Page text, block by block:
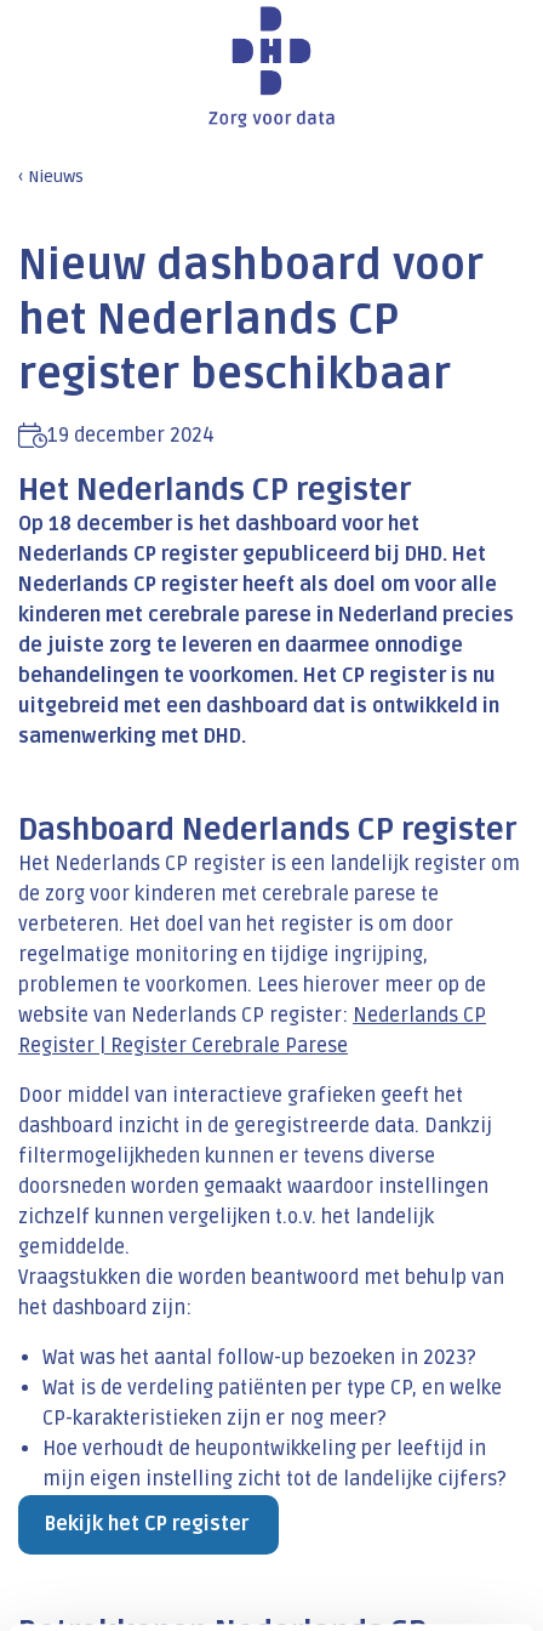
Nieuws
Nieuw dashboard voor
het Nederlands CP
register beschikbaar
19 december 2024
Het Nederlands CP register
Op 18 december is het dashboard voor het
Nederlands CP register gepubliceerd bij DHD. Het
Nederlands CP register heeft als doel om voor alle
kinderen met cerebrale parese in Nederland precies
de juiste zorg te leveren en daarmee onnodige
behandelingen te voorkomen. Het CP register is nu
uitgebreid met een dashboard dat is ontwikkeld in
samenwerking met DHD.
Dashboard Nederlands CP register
Het Nederlands CP register is een landelijk register om
de zorg voor kinderen met cerebrale parese te
verbeteren. Het doel van het register is om door
regelmatige monitoring en tijdige ingrijping,
problemen te voorkomen. Lees hierover meer op de
website van Nederlands CP register: Nederlands CP
Register | Register Cerebrale Parese
Door middel van interactieve grafieken geeft het
dashboard inzicht in de geregistreerde data. Dankzij
filtermogelijkheden kunnen er tevens diverse
doorsneden worden gemaakt waardoor instellingen
zichzelf kunnen vergelijken t.o.v. het landelijk
gemiddelde.
Vraagstukken die worden beantwoord met behulp van
het dashboard zijn:
Wat was het aantal follow-up bezoeken in 2023?
Wat is de verdeling patiënten per type CP, en welke
CP-karakteristieken zijn er nog meer?
Hoe verhoudt de heupontwikkeling per leeftijd in
mijn eigen instelling zicht tot de landelijke cijfers?
Bekijk het CP register